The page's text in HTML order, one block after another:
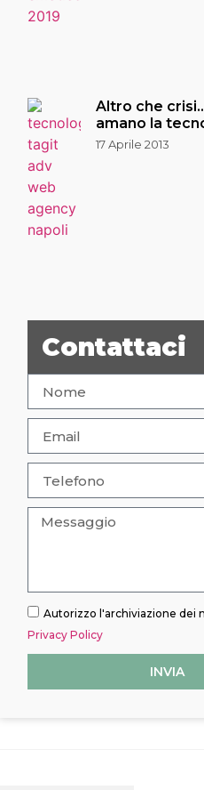
Altro che
amano la
17 Aprile 2013
Contattaci
Autorizzo l'archiviazione dei
Privacy Policy
INVIA